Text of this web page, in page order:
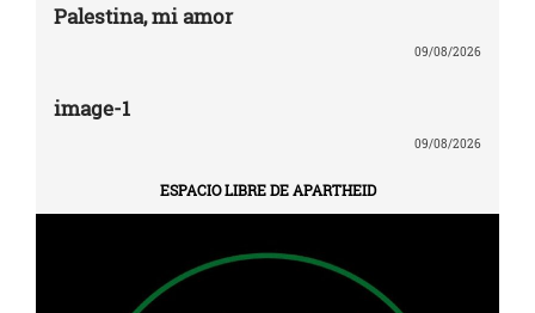
Palestina, mi amor
09/08/2026
image-1
09/08/2026
ESPACIO LIBRE DE APARTHEID